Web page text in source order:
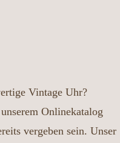
Vintage Uhr?
Onlinekatalog
vergeben sein. Unser